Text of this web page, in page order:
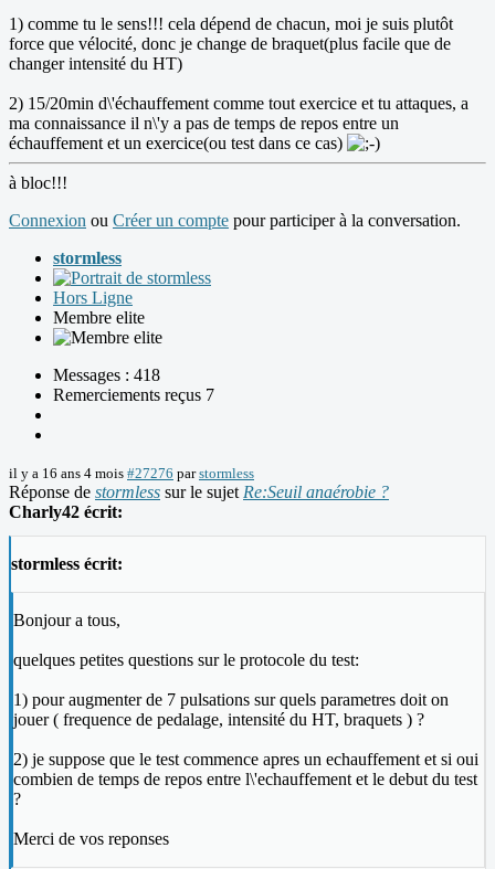
1) comme tu le sens!!! cela dépend de chacun, moi je suis plutôt
force que vélocité, donc je change de braquet(plus facile que de
changer intensité du HT)
2) 15/20min d\'échauffement comme tout exercice et tu attaques, a
ma connaissance il n\'y a pas de temps de repos entre un
échauffement et un exercice(ou test dans ce cas)
à bloc!!!
Connexion ou Créer un compte pour participer à la conversation.
stormless
Hors Ligne
Membre elite
Messages : 418
Remerciements reçus 7
il y a 16 ans 4 mois #27276 parstormless
Réponse de stormless sur le sujet Re:Seuil anaérobie ?
Charly42 écrit:
stormless écrit:
Bonjour a tous,
quelques petites questions sur le protocole du test:
1) pour augmenter de 7 pulsations sur quels parametres doit on
jouer ( frequence de pedalage, intensité du HT, braquets ) ?
2) je suppose que le test commence apres un echauffement et si oui
combien de temps de repos entre l\'echauffement et le debut du test
?
Merci de vos reponses